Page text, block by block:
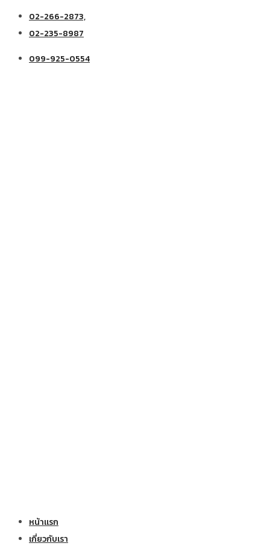
02-266-2873,
02-235-8987
099-925-0554
หน้าแรก
เกี่ยวกับเรา